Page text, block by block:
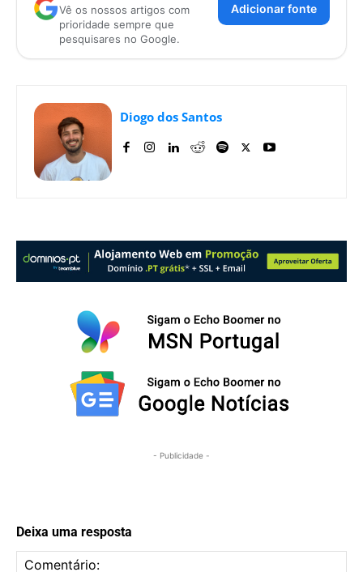
Vê os nossos artigos com
prioridade sempre que
pesquisares no Google.
Adicionar fonte
Diogo dos Santos
- Publicidade -
Deixa uma resposta